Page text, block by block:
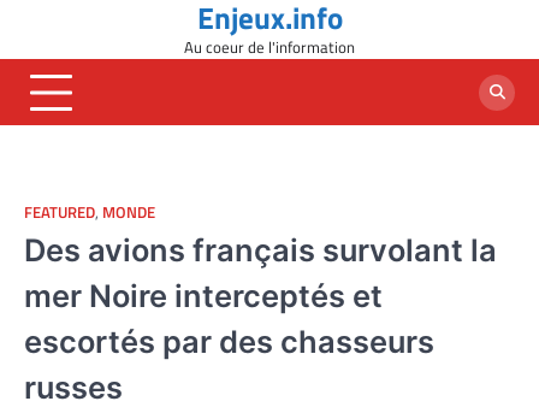
content
Enjeux.info
Au coeur de l'information
FEATURED, MONDE
Des avions français survolant la
mer Noire interceptés et
escortés par des chasseurs
russes